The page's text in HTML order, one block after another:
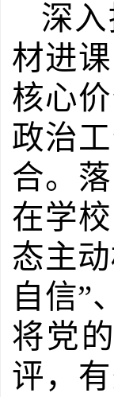
深
材进
核心
政治
合。
在学
态主
自信”
将党
评，